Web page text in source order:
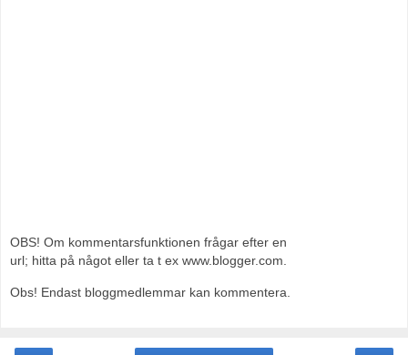
OBS! Om kommentarsfunktionen frågar efter en
url; hitta på något eller ta t ex www.blogger.com.
Obs! Endast bloggmedlemmar kan kommentera.